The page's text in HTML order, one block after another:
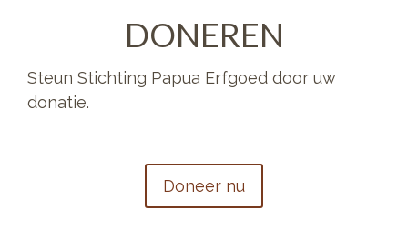
DONEREN
Steun Stichting Papua Erfgoed door uw
donatie.
Doneer nu